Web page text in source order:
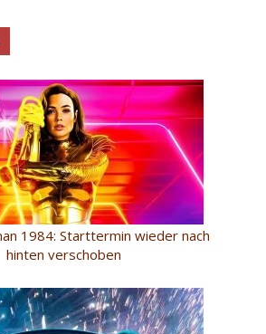
1984: Starttermin wieder nach
hinten verschoben